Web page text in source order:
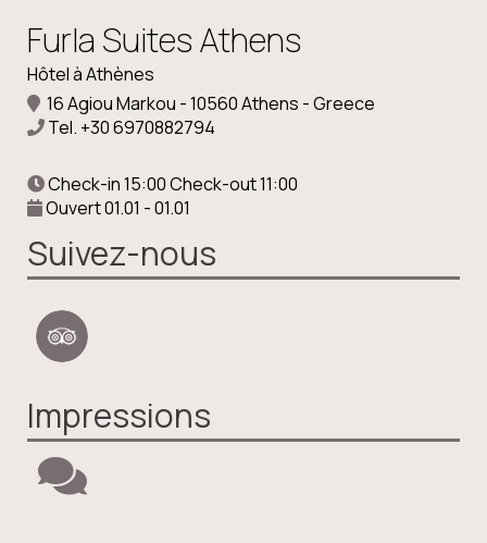
Furla Suites Athens
Hôtel à Athènes
16 Agiou Markou - 10560 Athens - Greece
Tel. +30 6970882794
Check-in 15:00 Check-out 11:00
Ouvert 01.01 - 01.01
Suivez-nous
Impressions